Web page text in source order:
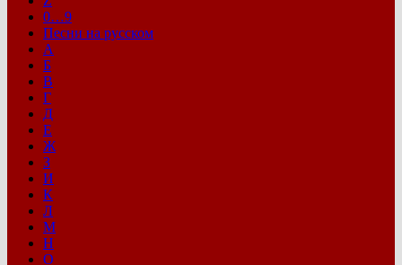
0…9
Песни на русском
А
Б
В
Г
Д
Е
Ж
З
И
К
Л
М
Н
О